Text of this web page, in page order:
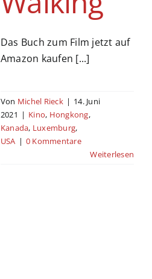
Das Buch zum Film jetzt auf
Amazon kaufen [...]
Von Michel Rieck | 14. Juni
2021 | Kino, Hongkong,
Kanada, Luxemburg,
USA | 0 Kommentare
Weiterlesen